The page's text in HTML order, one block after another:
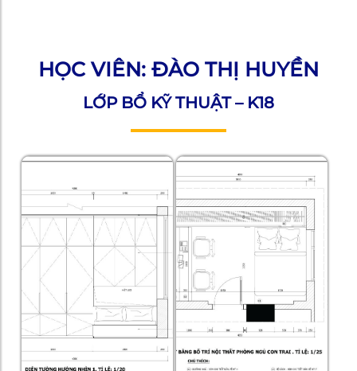
HỌC VIÊN: ĐÀO THỊ HUYỀN
LỚP BỔ KỸ THUẬT – K18